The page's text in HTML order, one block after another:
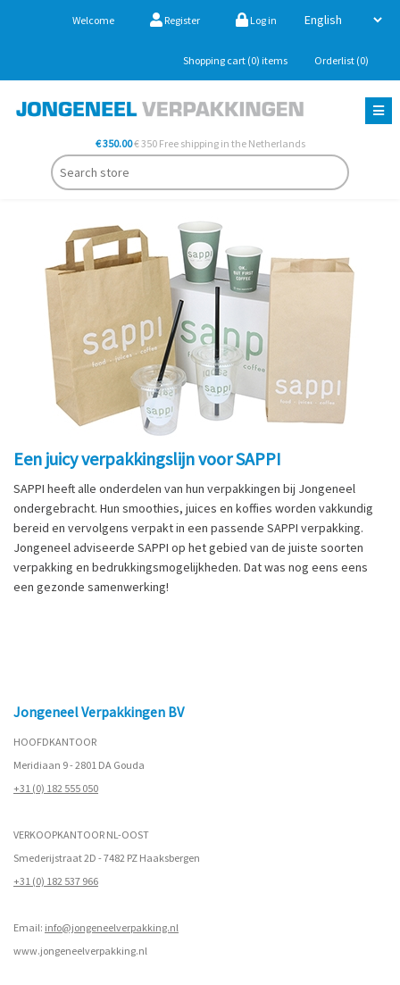
Welcome Register Log in
Shopping cart (0) items Orderlist (0)
€ 350.00€ 350 Free shipping in the Netherlands
Een juicy verpakkingslijn voor SAPPI
SAPPI heeft alle onderdelen van hun verpakkingen bij Jongeneel
ondergebracht. Hun smoothies, juices en koffies worden vakkundig
bereid en vervolgens verpakt in een passende SAPPI verpakking.
Jongeneel adviseerde SAPPI op het gebied van de juiste soorten
verpakking en bedrukkingsmogelijkheden. Dat was nog eens eens
een gezonde samenwerking!
Jongeneel Verpakkingen BV
HOOFDKANTOOR
Meridiaan 9 - 2801 DA Gouda
+31 (0) 182 555 050
VERKOOPKANTOOR NL-OOST
Smederijstraat 2D - 7482 PZ Haaksbergen
+31 (0) 182 537 966
Email: info@jongeneelverpakking.nl
www.jongeneelverpakking.nl